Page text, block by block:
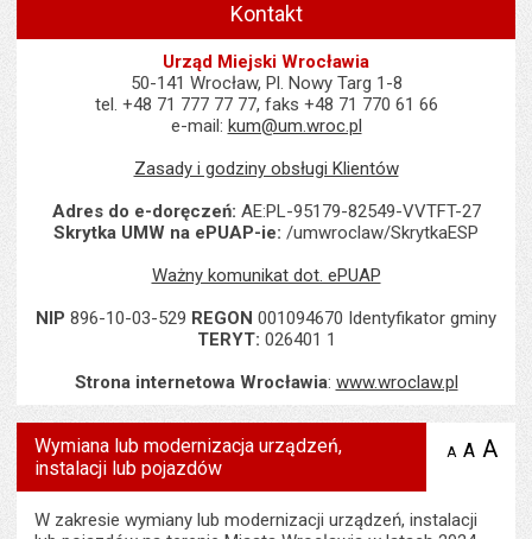
Kontakt
Urząd Miejski Wrocławia
50-141 Wrocław, Pl. Nowy Targ 1-8
tel. +48 71 777 77 77, faks +48 71 770 61 66
e-mail: kum@um.wroc.pl
Zasady i godziny obsługi Klientów
Adres do e-doręczeń: AE:PL-95179-82549-VVTFT-27
Skrytka UMW na ePUAP-ie: /umwroclaw/SkrytkaESP
Ważny komunikat dot. ePUAP
NIP 896-10-03-529 REGON 001094670 Identyfikator gminy
TERYT: 026401 1
Strona internetowa Wrocławia: www.wroclaw.pl
Wymiana lub modernizacja urządzeń,
instalacji lub pojazdów
A zmniejsz
A A
W zakresie wymiany lub modernizacji urządzeń, instalacji